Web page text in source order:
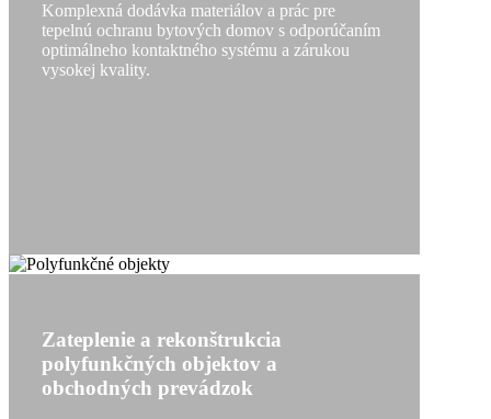
Komplexná dodávka materiálov a prác pre
tepelnú ochranu bytových domov s odporúčaním
optimálneho kontaktného systému a zárukou
vysokej kvality.
Zateplenie a rekonštrukcia
polyfunkčných objektov a
obchodných prevádzok